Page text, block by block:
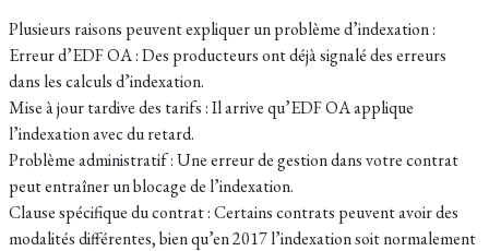
Plusieurs raisons peuvent expliquer un problème d’indexation :
Erreur d’EDF OA : Des producteurs ont déjà signalé des erreurs
dans les calculs d’indexation.
Mise à jour tardive des tarifs : Il arrive qu’EDF OA applique
l’indexation avec du retard.
Problème administratif : Une erreur de gestion dans votre contrat
peut entraîner un blocage de l’indexation.
Clause spécifique du contrat : Certains contrats peuvent avoir des
modalités différentes, bien qu’en 2017 l’indexation soit normalement